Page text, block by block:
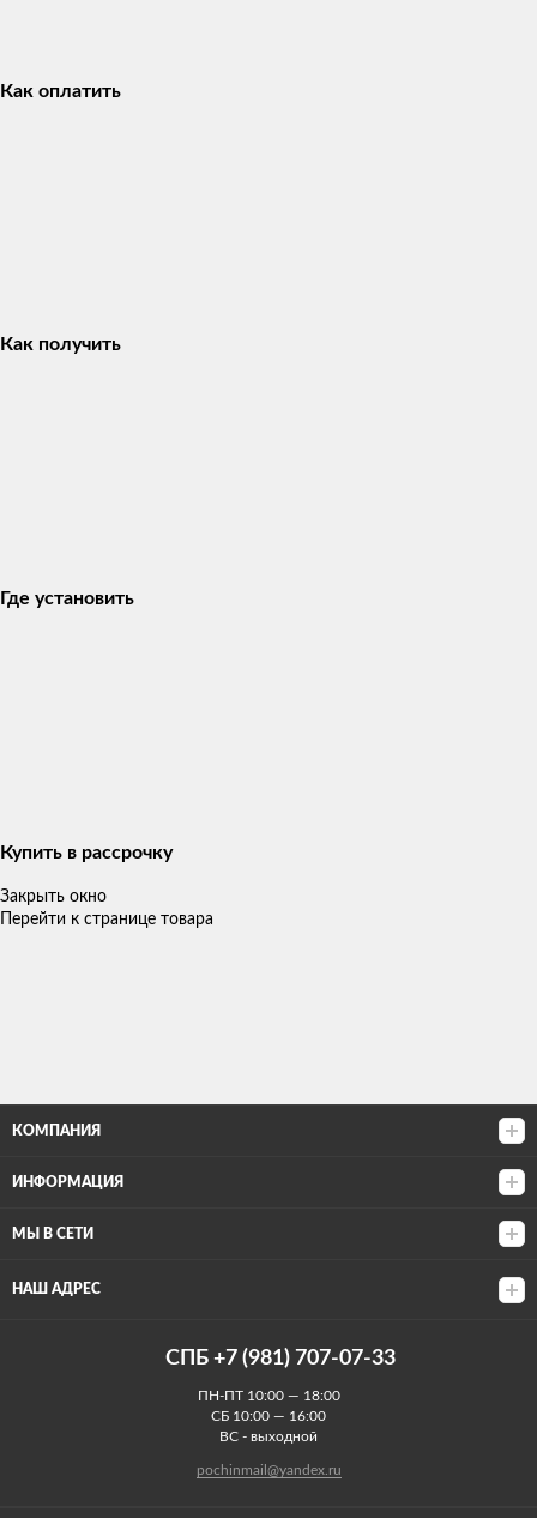
Как оплатить
Как получить
Где установить
Купить в рассрочку
Закрыть окно
Перейти к странице товара
КОМПАНИЯ
ИНФОРМАЦИЯ
МЫ В СЕТИ
НАШ АДРЕС
СПБ +7 (981) 707-07-33
ПН-ПТ 10:00 — 18:00
СБ 10:00 — 16:00
ВС - выходной
pochinmail@yandex.ru